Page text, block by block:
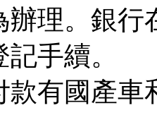
辦理。銀行
手續。
有國產車